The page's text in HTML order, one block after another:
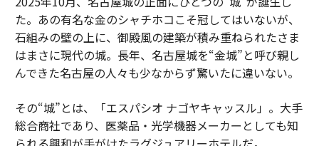
た。あの有名な金のシャチホコこそ冠してはいないが、
石組みの壁の上に、御殿風の建築が積み重ねられたさま
はまさに現代の城。長年、名古屋城を“金城”と呼び親し
んできた名古屋の人々も少なからず驚いたに違いない。
その“城”とは、「エスパシオ ナゴヤキャッスル」。大手
総合商社であり、医薬品・光学機器メーカーとしても知